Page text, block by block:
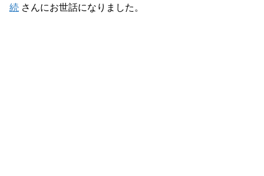
続 さんにお世話になりました。